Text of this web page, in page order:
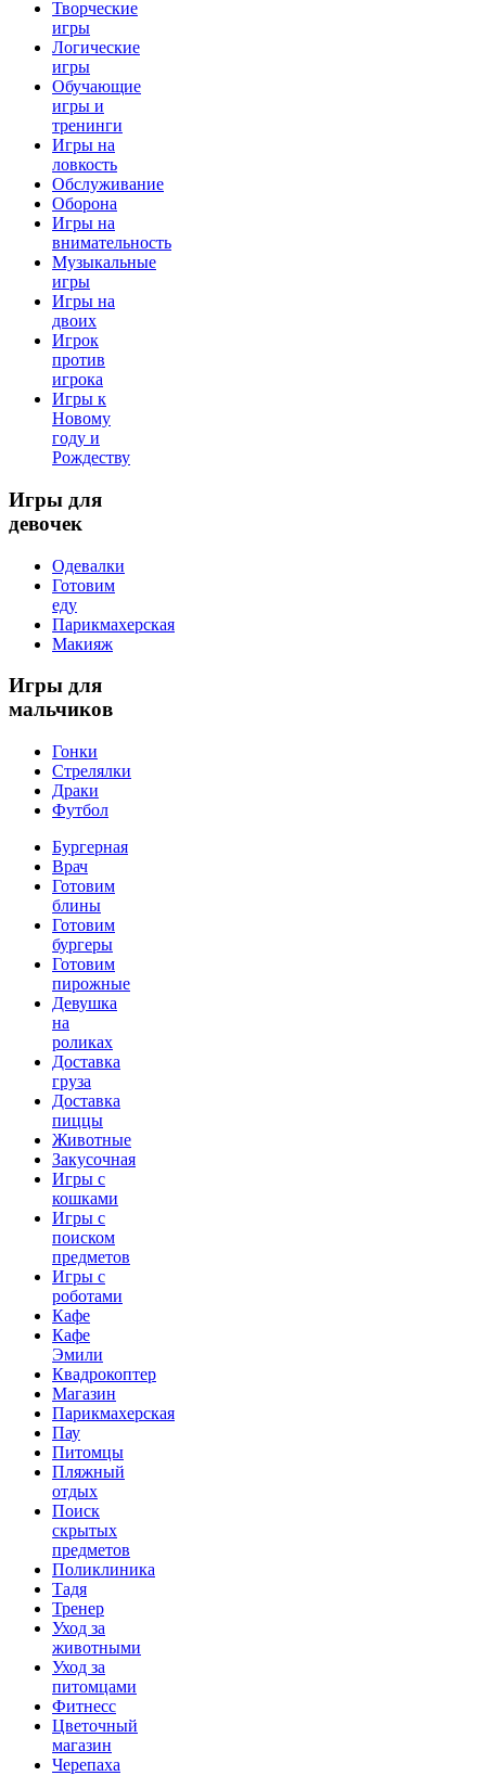
Творческие
игры
Логические
игры
Обучающие
игры и
тренинги
Игры на
ловкость
Обслуживание
Оборона
Игры на
внимательность
Музыкальные
игры
Игры на
двоих
Игрок
против
игрока
Игры к
Новому
году и
Рождеству
Игры для
девочек
Одевалки
Готовим
еду
Парикмахерская
Макияж
Игры для
мальчиков
Гонки
Стрелялки
Драки
Футбол
Бургерная
Врач
Готовим
блины
Готовим
бургеры
Готовим
пирожные
Девушка
на
роликах
Доставка
груза
Доставка
пиццы
Животные
Закусочная
Игры с
кошками
Игры с
поиском
предметов
Игры с
роботами
Кафе
Кафе
Эмили
Квадрокоптер
Магазин
Парикмахерская
Пау
Питомцы
Пляжный
отдых
Поиск
скрытых
предметов
Поликлиника
Тадя
Тренер
Уход за
животными
Уход за
питомцами
Фитнесс
Цветочный
магазин
Черепаха